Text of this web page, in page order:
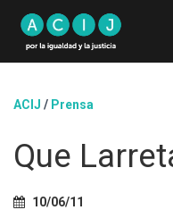
ACIJ / Prensa
Que
10/06/11